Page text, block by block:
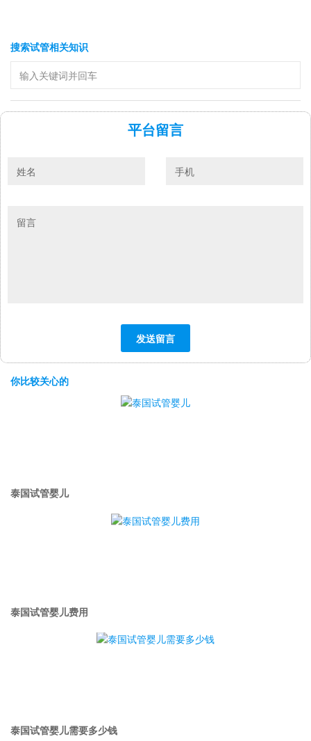
搜索试管相关知识
平台留言
你比较关心的
泰国试管婴儿
泰国试管婴儿费用
泰国试管婴儿需要多少钱